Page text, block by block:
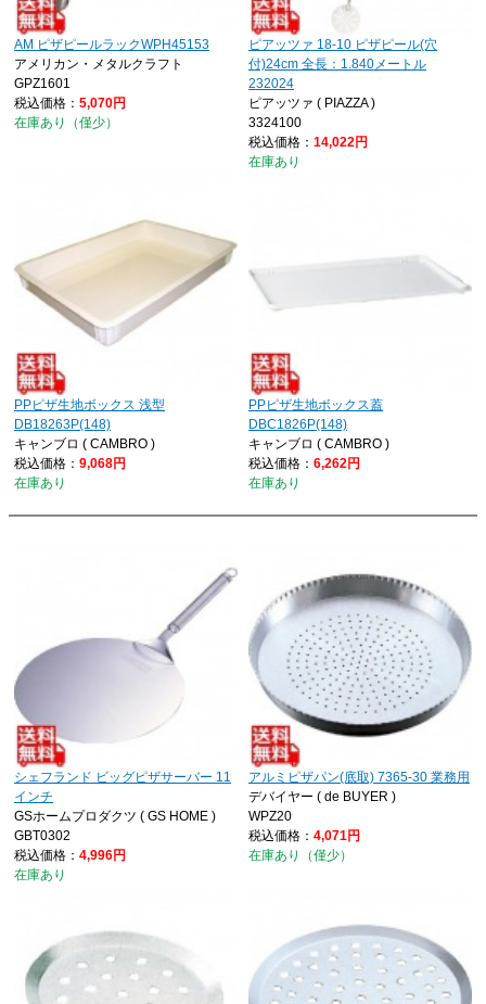
AM ピザピールラックWPH45153
アメリカン・メタルクラフト
GPZ1601
税込価格： 5,070円
在庫あり（僅少）
ピアッツァ 18-10 ピザピール(穴
付)24cm 全長：1.840メートル
232024
ピアッツァ ( PIAZZA )
3324100
税込価格： 14,022円
在庫あり
PPピザ生地ボックス 浅型
DB18263P(148)
キャンブロ ( CAMBRO )
税込価格： 9,068円
在庫あり
PPピザ生地ボックス蓋
DBC1826P(148)
キャンブロ ( CAMBRO )
税込価格： 6,262円
在庫あり
シェフランド ビッグピザサーバー 11
インチ
GSホームプロダクツ ( GS HOME )
GBT0302
税込価格： 4,996円
在庫あり
アルミピザパン(底取) 7365-30 業務用
デバイヤー ( de BUYER )
WPZ20
税込価格： 4,071円
在庫あり（僅少）